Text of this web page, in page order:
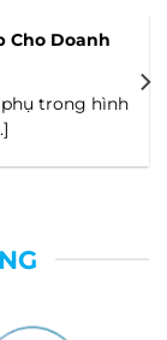
Hợp Cho
quyết định rất